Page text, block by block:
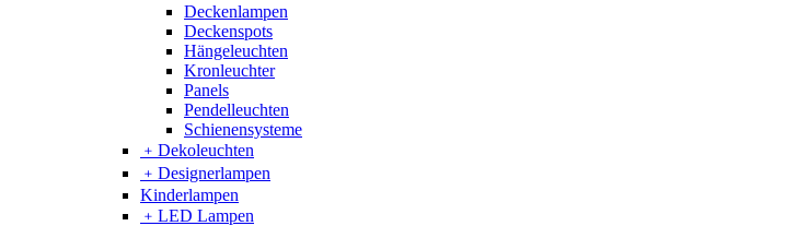
Deckenlampen
Deckenspots
Hängeleuchten
Kronleuchter
Panels
Pendelleuchten
Schienensysteme
﹢ Dekoleuchten
﹢ Designerlampen
Kinderlampen
﹢ LED Lampen